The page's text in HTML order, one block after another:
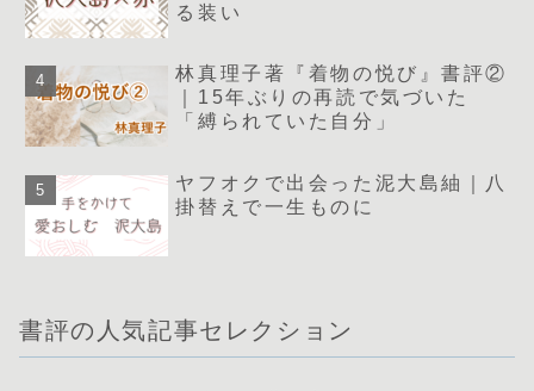
る装い
林真理子著『着物の悦び』書評②
｜15年ぶりの再読で気づいた
「縛られていた自分」
ヤフオクで出会った泥大島紬｜八
掛替えで一生ものに
書評の人気記事セレクション